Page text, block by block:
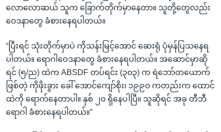
လောလောဆယ် သူက ခြောက်တိုက်မှာနေတာ။ သူတို့တွေလည်း
ဝေဒနာတွေ ခံစားနေရပါတယ်။
“ပြီးရင် သုံးတိုက်မှာပဲ ကိုသန်းမြင့်အောင် ဆေးရုံ ပုံမှန်ပြသနေရ
ပါတယ်။ ရောဂါဝေဒနာတွေ ခံစားနေရပါတယ်။ အဆောင်မှာဆို
ရင် (၅/ည) ထဲက ABSDF တပ်ရင်း (၃၀၃) က ရဲဘော်တယောက်
ဖြစ်တဲ့ ကိုဖိုးခွား ခေါ် အောင်ကျော်စိုး၊ ၁၉၉၀ ကတည်းက ထောင်
ထဲကို ရောက်နေတာပါ။ နှစ် ၂၀ ရှိနေပါပြီ။ သူဆိုရင် အခု တီဘီ
ရောဂါ ခံစားနေရပါတယ်။”